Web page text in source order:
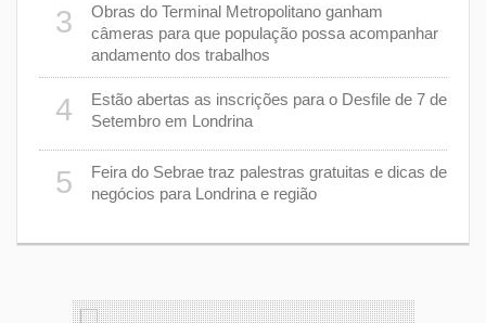
3
Obras do Terminal Metropolitano ganham
câmeras para que população possa acompanhar
andamento dos trabalhos
4
Estão abertas as inscrições para o Desfile de 7 de
Setembro em Londrina
5
Feira do Sebrae traz palestras gratuitas e dicas de
negócios para Londrina e região